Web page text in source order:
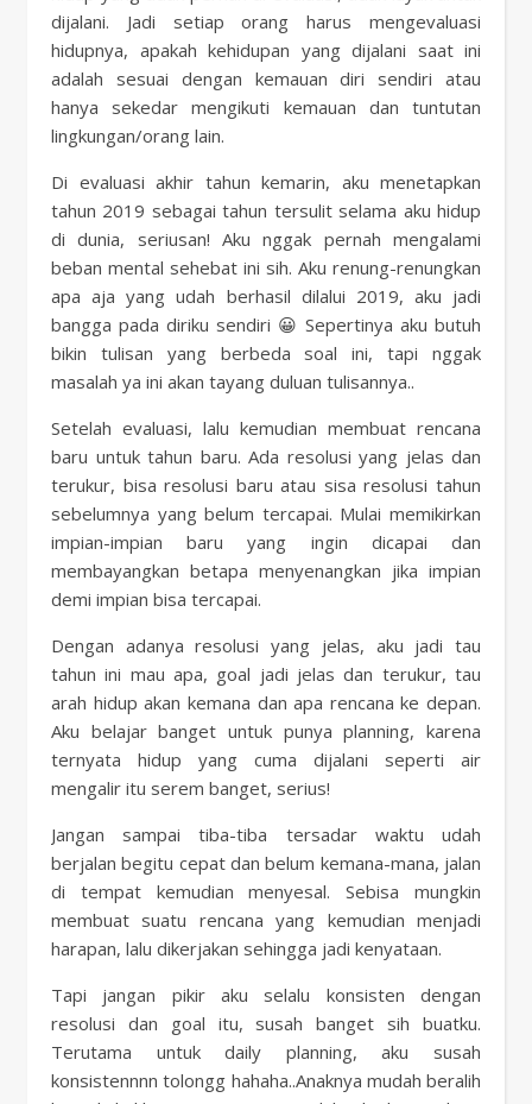
dijalani. Jadi setiap orang harus mengevaluasi
hidupnya, apakah kehidupan yang dijalani saat ini
adalah sesuai dengan kemauan diri sendiri atau
hanya sekedar mengikuti kemauan dan tuntutan
lingkungan/orang lain.
Di evaluasi akhir tahun kemarin, aku menetapkan
tahun 2019 sebagai tahun tersulit selama aku hidup
di dunia, seriusan! Aku nggak pernah mengalami
beban mental sehebat ini sih. Aku renung-renungkan
apa aja yang udah berhasil dilalui 2019, aku jadi
bangga pada diriku sendiri 😀 Sepertinya aku butuh
bikin tulisan yang berbeda soal ini, tapi nggak
masalah ya ini akan tayang duluan tulisannya..
Setelah evaluasi, lalu kemudian membuat rencana
baru untuk tahun baru. Ada resolusi yang jelas dan
terukur, bisa resolusi baru atau sisa resolusi tahun
sebelumnya yang belum tercapai. Mulai memikirkan
impian-impian baru yang ingin dicapai dan
membayangkan betapa menyenangkan jika impian
demi impian bisa tercapai.
Dengan adanya resolusi yang jelas, aku jadi tau
tahun ini mau apa, goal jadi jelas dan terukur, tau
arah hidup akan kemana dan apa rencana ke depan.
Aku belajar banget untuk punya planning, karena
ternyata hidup yang cuma dijalani seperti air
mengalir itu serem banget, serius!
Jangan sampai tiba-tiba tersadar waktu udah
berjalan begitu cepat dan belum kemana-mana, jalan
di tempat kemudian menyesal. Sebisa mungkin
membuat suatu rencana yang kemudian menjadi
harapan, lalu dikerjakan sehingga jadi kenyataan.
Tapi jangan pikir aku selalu konsisten dengan
resolusi dan goal itu, susah banget sih buatku.
Terutama untuk daily planning, aku susah
konsistennnn tolongg hahaha..Anaknya mudah beralih